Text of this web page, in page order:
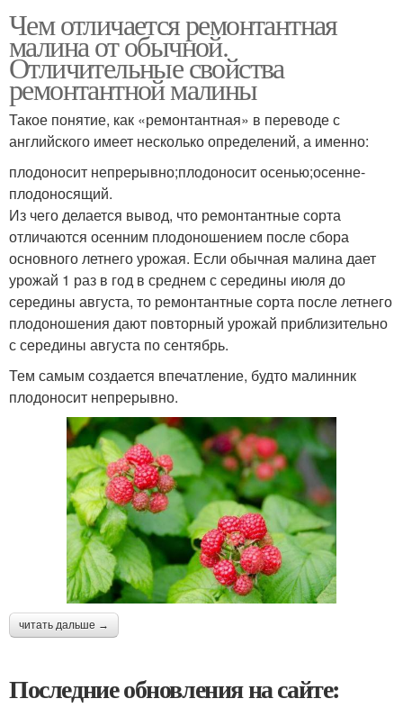
Чем отличается ремонтантная
малина от обычной.
Отличительные свойства
ремонтантной малины
Такое понятие, как «ремонтантная» в переводе с
английского имеет несколько определений, а именно:
плодоносит непрерывно;плодоносит осенью;осенне-
плодоносящий.
Из чего делается вывод, что ремонтантные сорта
отличаются осенним плодоношением после сбора
основного летнего урожая. Если обычная малина дает
урожай 1 раз в год в среднем с середины июля до
середины августа, то ремонтантные сорта после летнего
плодоношения дают повторный урожай приблизительно
с середины августа по сентябрь.
Тем самым создается впечатление, будто малинник
плодоносит непрерывно.
читать дальше →
Последние обновления на сайте: